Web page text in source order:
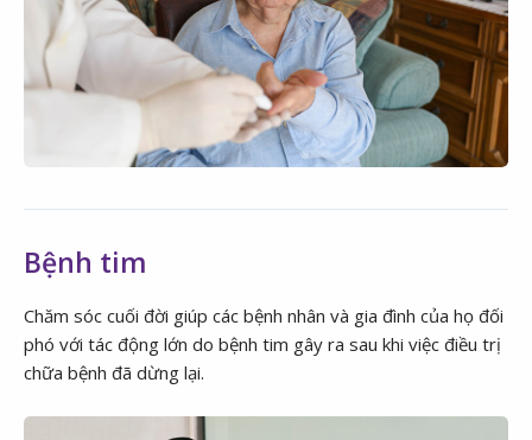
Bệnh tim
Chăm sóc cuối đời giúp các bệnh nhân và gia đình của họ đối
phó với tác động lớn do bệnh tim gây ra sau khi việc điều trị
chữa bệnh đã dừng lại.